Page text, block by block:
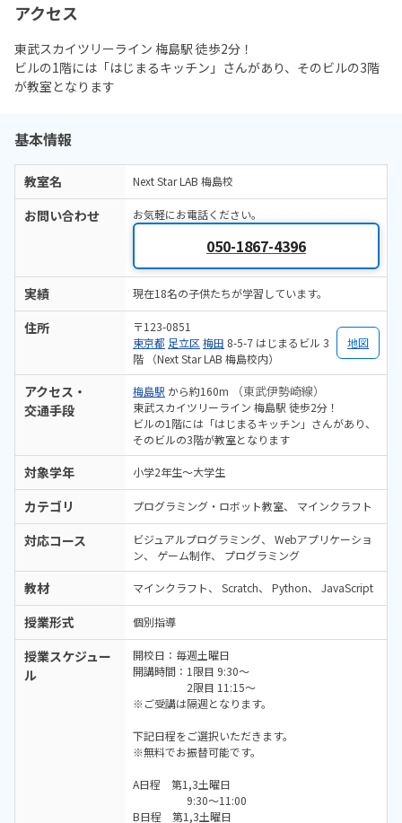
アクセス
東武スカイツリーライン 梅島駅 徒歩2分！
ビルの1階には「はじまるキッチン」さんがあり、そのビルの3階
が教室となります
基本情報
教室名 Next Star LAB 梅島校
お問い合わせ お気軽にお電話ください。
050-1867-4396
実績 現在18名の子供たちが学習しています。
住所
〒123-0851
東京都 足立区 梅田 8-5-7 はじまるビル 3
階 （Next Star LAB 梅島校内）
地図
アクセス・
交通手段
梅島駅 から約160m （東武伊勢崎線）
東武スカイツリーライン 梅島駅 徒歩2分！
ビルの1階には「はじまるキッチン」さんがあり、
そのビルの3階が教室となります
対象学年 小学2年生～大学生
カテゴリ プログラミング・ロボット教室 マインクラフト
対応コース ビジュアルプログラミング
Webアプリケーショ
ン
ゲーム制作 プログラミング
教材 マインクラフト Scratch Python JavaScript
授業形式 個別指導
授業スケジュー
ル
開校日：毎週土曜日
開講時間：1限目 9:30～
2限目 11:15～
※ご受講は隔週となります。
下記日程をご選択いただきます。
※無料でお振替可能です。
A日程 第1,3土曜日
9:30～11:00
B日程 第1,3土曜日